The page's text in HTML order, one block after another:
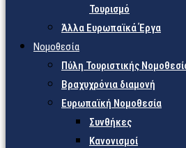
Τουρισμό
Άλλα Ευρωπαϊκά Έργα
Νομοθεσία
Πύλη Τουριστικής
Βραχυχρόνια διαμονή
Ευρωπαϊκή Νομοθεσία
Συνθήκες
Κανονισμοί